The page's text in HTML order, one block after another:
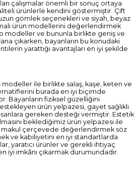
çalışmalar önemli bir sonuç ortaya
ürünlerle kendini göstermiştir. Çift
gömlek seçenekleri ve siyah, beyaz
ürün modellerini değerlendirmek
modeller ve bununla birlikte geniş ve
çıkarken, bayanların bu konudaki
yarattığı avantajları en iyi şekilde
ile birlikte salaş, kaşe, keten ve
burada en iyi biçimde
Bayanların fiziksel güzelliğini
ürün yelpazesi, gayet sağlıklı
gereken desteği vermiştir. Estetik
beklediğimiz ürün yelpazesi ile
makul çerçevede değerlendirmek söz
ve kabiliyetini en iyi standartlarda
yaratıcı ürünler ve gerekli ihtiyaç
iyi imkânı çıkarmak durumundadır.